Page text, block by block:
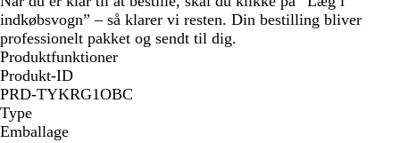
indkøbsvogn” – så klarer vi resten. Din bestilling bliver
professionelt pakket og sendt til dig.
Produktfunktioner
Produkt-ID
PRD-TYKRG1OBC
Type
Emballage